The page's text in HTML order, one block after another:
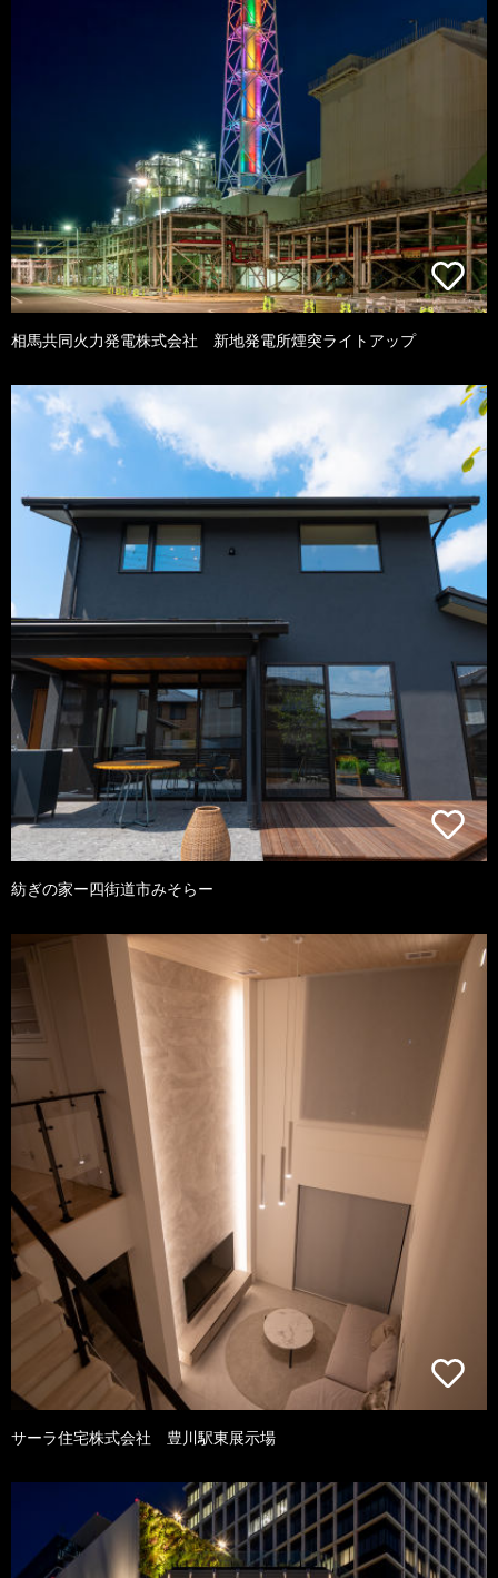
相馬共同火力発電株式会社 新地発電所煙突ライトアップ
紡ぎの家ー四街道市みそらー
サーラ住宅株式会社 豊川駅東展示場